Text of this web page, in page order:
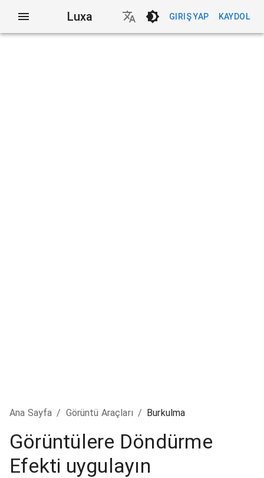
Luxa GIRIŞ YAP KAYDOL
Ana Sayfa / Görüntü Araçları / Burkulma
Görüntülere Döndürme
Efekti uygulayın